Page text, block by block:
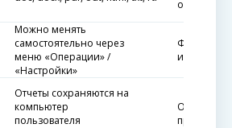
онлайн-
Можно менять
самостоятельно через
меню «Операции» /
«Настройки»
Отчеты сохраняются на
компьютер
пользователя
Отчеты
проверок»